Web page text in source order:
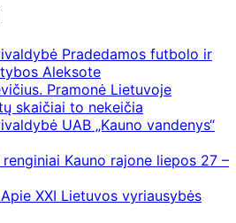
Pradedamos futbolo ir
Aleksote
Pramonė Lietuvoje
skaičiai to nekeičia
UAB „Kauno vandenys“
Kauno rajone liepos 27 –
XXI Lietuvos vyriausybės